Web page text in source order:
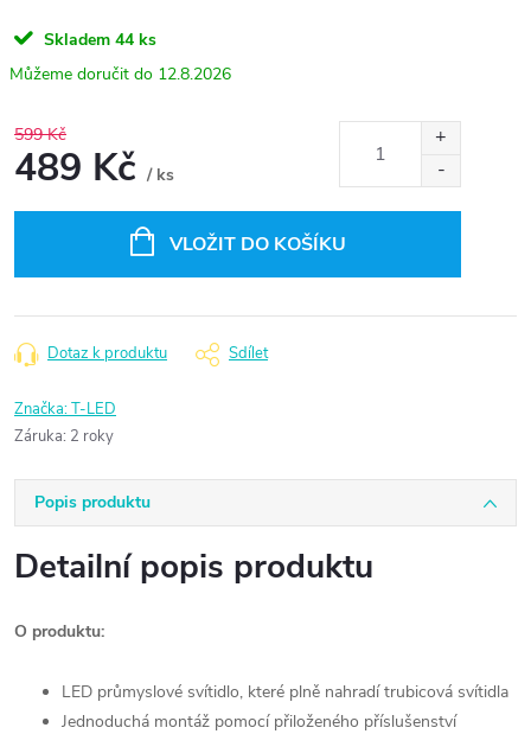
Skladem 44 ks
12.8.2026
599 Kč
489 Kč / ks
VLOŽIT DO KOŠÍKU
Dotaz k produktu Sdílet
Značka:T-LED
Záruka: 2 roky
Popis produktu
Detailní popis produktu
O produktu:
LED průmyslové svítidlo, které plně nahradí trubicová svítidla
Jednoduchá montáž pomocí přiloženého příslušenství